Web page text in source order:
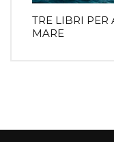
TRE LIBRI PER
MARE